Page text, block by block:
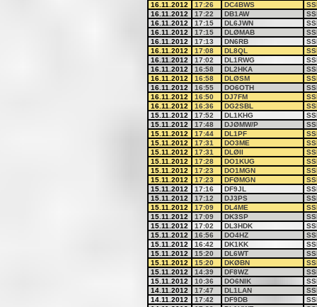
16.11.2012
17:26 DC4BWS
16.11.2012
17:22 DB1AW
16.11.2012
17:15 DL6JWN
16.11.2012
17:15 DLØMAB
16.11.2012
17:13 DN6RB
16.11.2012
17:08 DL8QL
16.11.2012
17:02 DL1RWG
16.11.2012
16:58 DL2HKA
16.11.2012
16:58 DLØSM
16.11.2012
16:55 DO6OTH
16.11.2012
16:50 DJ7FM
16.11.2012
16:36 DG2SBL
15.11.2012
17:52 DL1KHG
15.11.2012
17:48 DJØMW/P
15.11.2012
17:44 DL1PF
15.11.2012
17:31 DO3ME
15.11.2012
17:31 DLØII
15.11.2012
17:28 DO1KUG
15.11.2012
17:23 DO1MGN
15.11.2012
17:23 DFØMGN
15.11.2012
17:16 DF9JL
15.11.2012
17:12 DJ3PS
15.11.2012
17:09 DL4ME
15.11.2012
17:09 DK3SP
15.11.2012
17:02 DL3HDK
15.11.2012
16:56 DO4HZ
15.11.2012
16:42 DK1KK
15.11.2012
15:20 DL6WT
15.11.2012
15:20 DKØBN
15.11.2012
14:39 DF8WZ
15.11.2012
10:36 DO6NIK
14.11.2012
17:47 DL1LAN
14.11.2012
17:42 DF9DB